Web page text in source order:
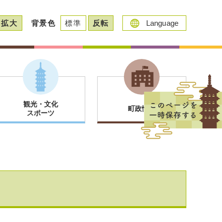
拡大 背景色 標準 反転 Language
観光・文化
スポーツ
町政情報